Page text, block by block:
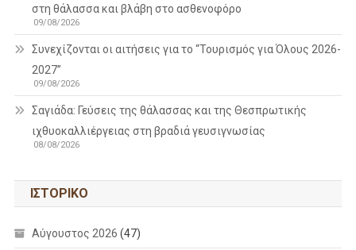
στη θάλασσα και βλάβη στο ασθενοφόρο
09/08/2026
Συνεχίζονται οι αιτήσεις για το “Τουρισμός για Όλους 2026-
2027”
09/08/2026
Σαγιάδα: Γεύσεις της θάλασσας και της Θεσπρωτικής
ιχθυοκαλλιέργειας στη βραδιά γευσιγνωσίας
08/08/2026
ΙΣΤΟΡΙΚΌ
Αύγουστος 2026 (47)